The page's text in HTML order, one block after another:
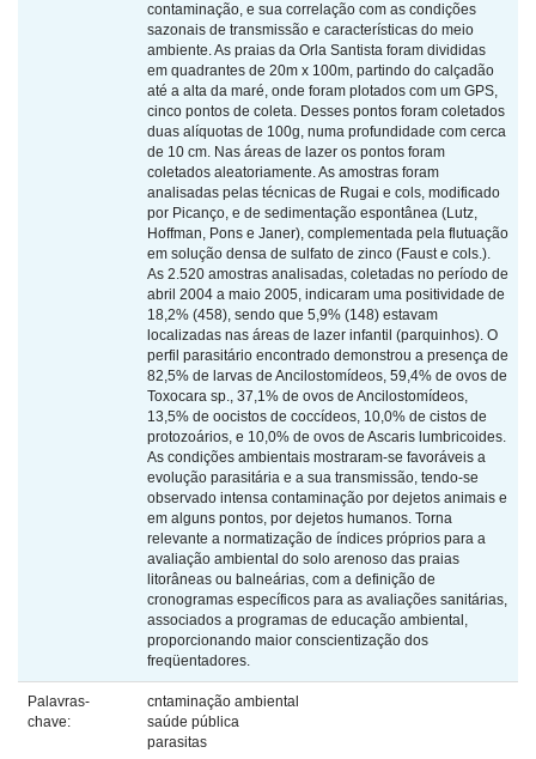
contaminação, e sua correlação com as condições
sazonais de transmissão e características do meio
ambiente. As praias da Orla Santista foram divididas
em quadrantes de 20m x 100m, partindo do calçadão
até a alta da maré, onde foram plotados com um GPS,
cinco pontos de coleta. Desses pontos foram coletados
duas alíquotas de 100g, numa profundidade com cerca
de 10 cm. Nas áreas de lazer os pontos foram
coletados aleatoriamente. As amostras foram
analisadas pelas técnicas de Rugai e cols, modificado
por Picanço, e de sedimentação espontânea (Lutz,
Hoffman, Pons e Janer), complementada pela flutuação
em solução densa de sulfato de zinco (Faust e cols.).
As 2.520 amostras analisadas, coletadas no período de
abril 2004 a maio 2005, indicaram uma positividade de
18,2% (458), sendo que 5,9% (148) estavam
localizadas nas áreas de lazer infantil (parquinhos). O
perfil parasitário encontrado demonstrou a presença de
82,5% de larvas de Ancilostomídeos, 59,4% de ovos de
Toxocara sp., 37,1% de ovos de Ancilostomídeos,
13,5% de oocistos de coccídeos, 10,0% de cistos de
protozoários, e 10,0% de ovos de Ascaris lumbricoides.
As condições ambientais mostraram-se favoráveis a
evolução parasitária e a sua transmissão, tendo-se
observado intensa contaminação por dejetos animais e
em alguns pontos, por dejetos humanos. Torna
relevante a normatização de índices próprios para a
avaliação ambiental do solo arenoso das praias
litorâneas ou balneárias, com a definição de
cronogramas específicos para as avaliações sanitárias,
associados a programas de educação ambiental,
proporcionando maior conscientização dos
freqüentadores.
Palavras-
chave:
cntaminação ambiental
saúde pública
parasitas